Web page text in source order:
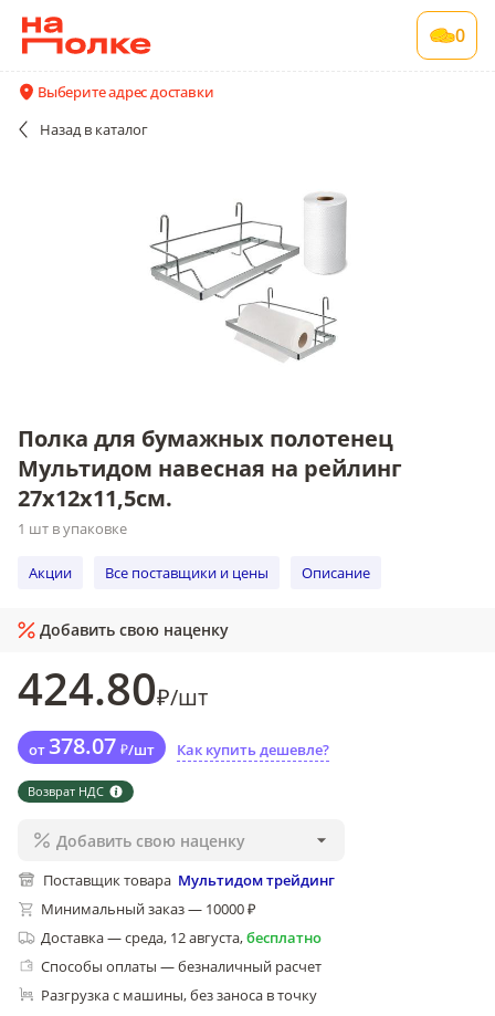
0
Выберите адрес доставки
Назад в каталог
Полка для бумажных полотенец Мультидом
навесная на рейлинг 27х12х11,5см.
Полка для бумажных полотенец
Мультидом навесная на рейлинг
27х12х11,5см.
1 шт в упаковке
Акции Все поставщики и цены Описание
Добавить свою наценку
424.80₽/шт
от378.07 ₽/шт Как купить дешевле?
Возврат НДС
Добавить свою наценку
Поставщик товара Мультидом трейдинг
Минимальный заказ — 10000 ₽
Доставка—среда, 12 августа,бесплатно
Способы оплаты — безналичный расчет
Разгрузка с машины, без заноса в точку